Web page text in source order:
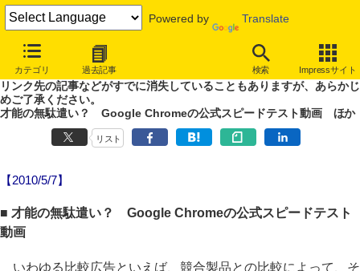
Powered by Translate
カテゴリ 過去記事 検索 Impressサイト
やじうまWatch
噂あり、未確認情報ありのやじうまWatch。
リンク先の記事などがすでに消失していることもありますが、あらかじ
めご了承ください。
才能の無駄遣い？ Google Chromeの公式スピードテスト動画 ほか
リスト
【2010/5/7】
■ 才能の無駄遣い？ Google Chromeの公式スピードテスト
動画
いわゆる比較広告といえば、競合製品との比較によって、そ